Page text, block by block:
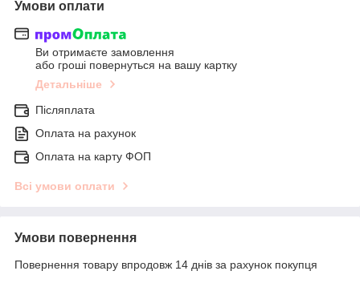
Умови оплати
Ви отримаєте замовлення
або гроші повернуться на вашу картку
Детальніше
Післяплата
Оплата на рахунок
Оплата на карту ФОП
Всі умови оплати
Умови повернення
Повернення товару впродовж 14 днів за рахунок покупця